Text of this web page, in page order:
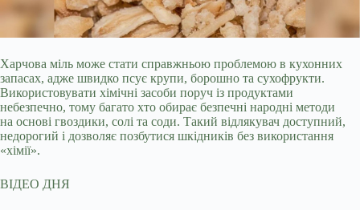
Харчова міль може стати справжньою проблемою в кухонних
запасах, адже швидко псує крупи, борошно та сухофрукти.
Використовувати хімічні засоби поруч із продуктами
небезпечно, тому багато хто обирає безпечні народні методи
на основі гвоздики, солі та соди. Такий відлякувач доступний,
недорогий і дозволяє позбутися шкідників без використання
«хімії».
ВІДЕО ДНЯ